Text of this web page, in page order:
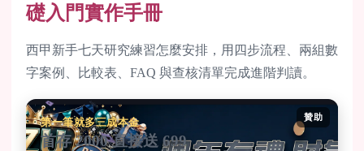
礎入門實作手冊
西甲新手七天研究練習怎麼安排，用四步流程、兩組數
字案例、比較表、FAQ 與查核清單完成進階判讀。
贊助
第一筆就多三成本金
首存 2000 直接送 699